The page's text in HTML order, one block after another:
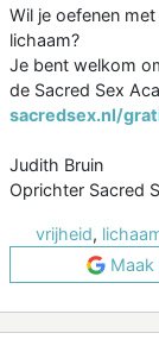
Wil je oefenen
lichaam?
Je bent welkom
de Sacred Sex
sacredsex.nl/
Judith Bruin
Oprichter Sacred
vrijheid,
Maak